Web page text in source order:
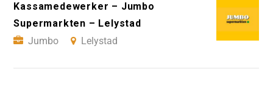
Kassamedewerker – Jumbo
Supermarkten – Lelystad
Jumbo
Lelystad